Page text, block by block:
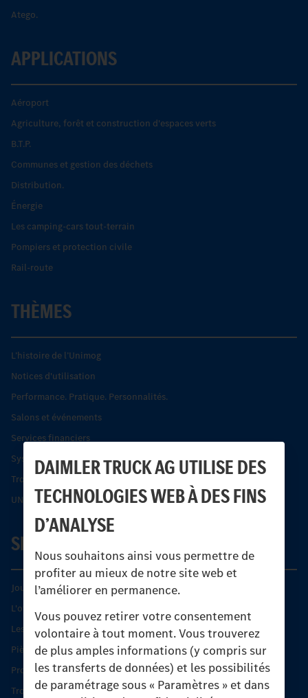
DAIMLER TRUCK AG UTILISE DES
TECHNOLOGIES WEB À DES FINS
D’ANALYSE
Nous souhaitons ainsi vous permettre de
profiter au mieux de notre site web et
l’améliorer en permanence.
Vous pouvez retirer votre consentement
volontaire à tout moment. Vous trouverez
de plus amples informations (y compris sur
les transferts de données) et les possibilités
de paramétrage sous « Paramètres » et dans
Atego.
APPLICATIONS
Aéroport
Agriculture, forêt et construction d'espaces verts
B.T.P.
Communes et gestion des déchets
Distribution.
Énergie
Les camping-cars tout-terrain
Pompiers et protection civile
Rail-route
THÈMES
L’histoire de l’Unimog
Notices d'utilisation
Performance. Pratique. Personnalités.
Salons et événements
Services financiers
Systèmes de sécurité Econic
Trouver un partenaire
UNI-TOUCH®
SERVICE
Journées diagnostic Technique S.A.V Unimog
L'offre de services Unimog
Les produits phares
Pièces d’origine
Protection et maintien de la valeur
Trouver un partenaire